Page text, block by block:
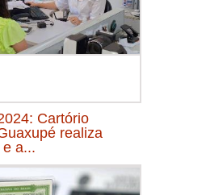
Cartório
realiza
a...